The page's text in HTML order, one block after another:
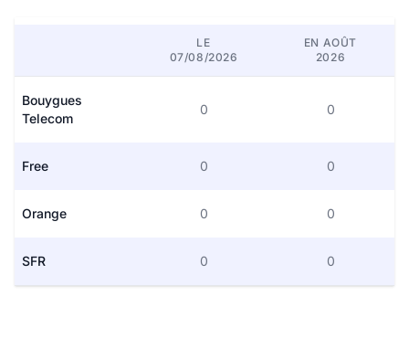
LE
07/08/2026
EN AOÛT
2026
Bouygues
Telecom
0 0
Free 0 0
Orange 0 0
SFR 0 0